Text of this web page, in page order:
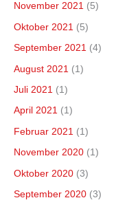
November 2021 (5)
Oktober 2021 (5)
September 2021 (4)
August 2021 (1)
Juli 2021 (1)
April 2021 (1)
Februar 2021 (1)
November 2020 (1)
Oktober 2020 (3)
September 2020 (3)